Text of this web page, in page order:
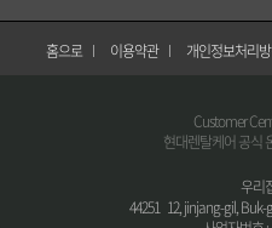
홈으로 이용약관 개인정보처리
Customer
현대렌탈케어 공식
우리
44251 12, jinjang-gil, Buk-